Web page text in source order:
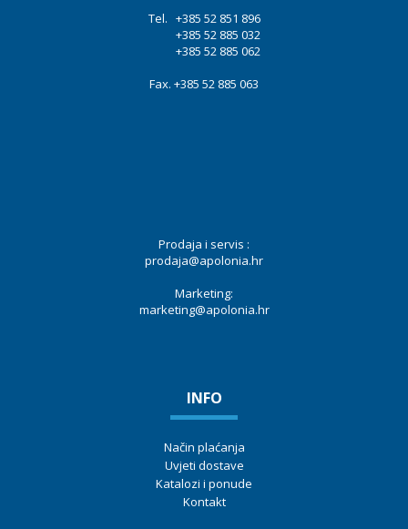
Tel. +385 52 851 896
+385 52 885 032
+385 52 885 062
Fax. +385 52 885 063
Prodaja i servis :
prodaja@apolonia.hr
Marketing:
marketing@apolonia.hr
INFO
Način plaćanja
Uvjeti dostave
Katalozi i ponude
Kontakt